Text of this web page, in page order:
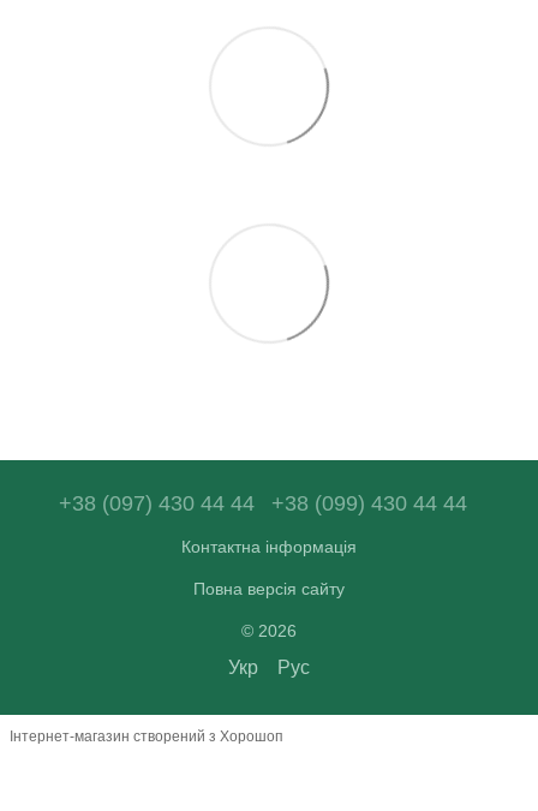
+38 (097) 430 44 44 +38 (099) 430 44 44
Контактна інформація
Повна версія сайту
© 2026
Укр Рус
Інтернет-магазин створений з Хорошоп